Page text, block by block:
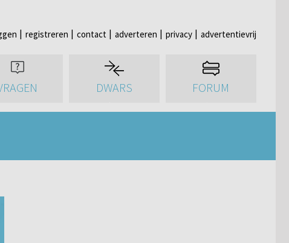
registreren contact adverteren privacy advertentievrij
DWARS FORUM